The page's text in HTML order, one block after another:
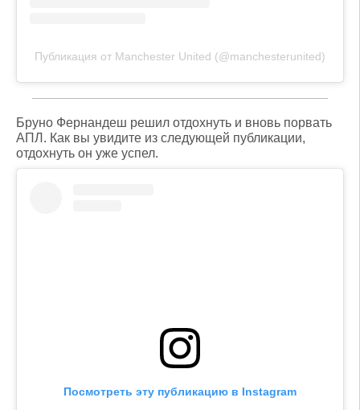
Публикация от Manchester United (@manchesterunited)
Бруно Фернандеш решил отдохнуть и вновь порвать
АПЛ. Как вы увидите из следующей публикации,
отдохнуть он уже успел.
Посмотреть эту публикацию в Instagram